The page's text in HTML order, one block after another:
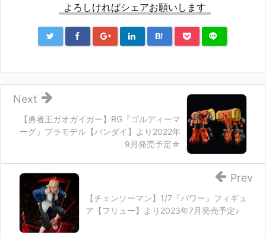
よろしければシェアお願いします
B!
【勇者王ガオガイガー】RG『ゴルディーマ
ーグ』プラモデル【バンダイ】より2022年
9月発売予定☆
Next
【チェンソーマン】1/7『パワー』フィギュ
ア【フリュー】より2023年7月発売予定♪
Prev